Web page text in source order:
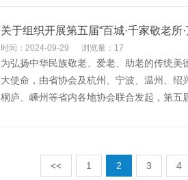
关于组织开展第五届“百城·千家敬老所
时间：2024-09-29 浏览量：17
为弘扬中华民族敬老、爱老、助老的传统
大使命，由省协会及杭州、宁波、温州、绍
桐庐、嵊州等省内各地协会联合发起，第五
<< 1 2 3 4